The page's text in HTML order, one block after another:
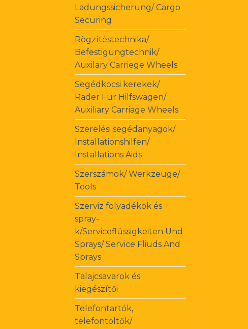
Ladungssicherung/ Cargo
Securing
Rögzítéstechnika/
Befestigungtechnik/
Auxilary Carriege Wheels
Segédkocsi kerekek/
Rader Für Hilfswagen/
Auxiliary Carriage Wheels
Szerelési segédanyagok/
Installationshilfen/
Installations Aids
Szerszámok/ Werkzeuge/
Tools
Szerviz folyadékok és
spray-
k/Serviceflüssigkeiten Und
Sprays/ Service Fliuds And
Sprays
Talajcsavarok és
kiegészítői
Telefontartók,
telefontöltők/